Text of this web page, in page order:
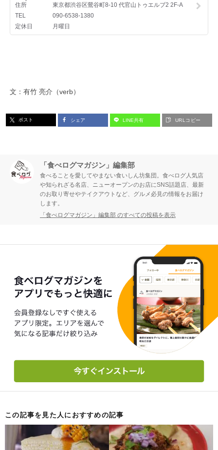
文：有竹 亮介（verb）
ポスト シェア LINE共有 URLコピー
「食べログマガジン」編集部
食べることを愛してやまない食いしん坊集団。食べログ人気店
や知られざる名店、ニューオープンのお店にSNS話題店、最新
のお取り寄せやテイクアウトなど、グルメ必見の情報をお届け
します。
「食べログマガジン」編集部 のすべての投稿を表示
この記事を見た人におすすめの記事